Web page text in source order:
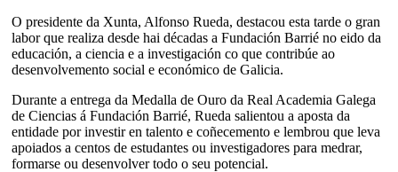
O presidente da Xunta, Alfonso Rueda, destacou esta tarde o gran
labor que realiza desde hai décadas a Fundación Barrié no eido da
educación, a ciencia e a investigación co que contribúe ao
desenvolvemento social e económico de Galicia.
Durante a entrega da Medalla de Ouro da Real Academia Galega
de Ciencias á Fundación Barrié, Rueda salientou a aposta da
entidade por investir en talento e coñecemento e lembrou que leva
apoiados a centos de estudantes ou investigadores para medrar,
formarse ou desenvolver todo o seu potencial.